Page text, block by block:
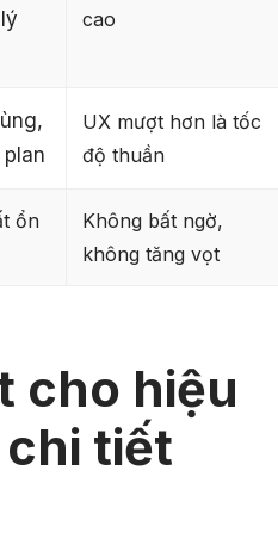
cao
UX mượt hơn là tốc
độ thuần
ổn
Không bất ngờ,
không tăng vọt
cho hiệu
tiết